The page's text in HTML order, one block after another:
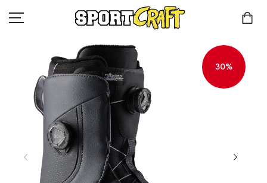
КОМПАНИЯ
КАТАЛОГ
КЛИЕНТАМ
КОНТАКТЫ
30%